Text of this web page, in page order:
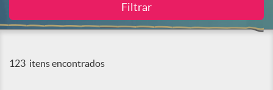
123 itens encontrados